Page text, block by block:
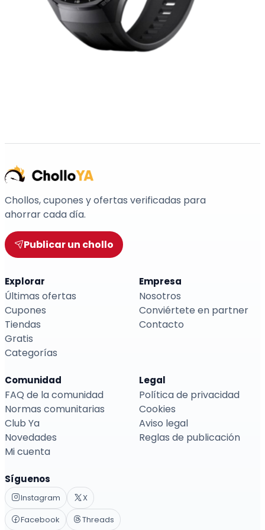
Chollos, cupones y ofertas verificadas para
ahorrar cada día.
Publicar un chollo
Explorar
Últimas ofertas
Cupones
Tiendas
Gratis
Categorías
Empresa
Nosotros
Conviértete en partner
Contacto
Comunidad
FAQ de la comunidad
Normas comunitarias
Club Ya
Novedades
Mi cuenta
Legal
Política de privacidad
Cookies
Aviso legal
Reglas de publicación
Síguenos
Instagram
X
Facebook
Threads